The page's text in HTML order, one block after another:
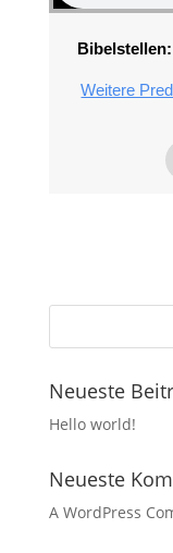
Bibelstellen:
Weitere
Neueste
Hello world!
Neueste
A WordPress